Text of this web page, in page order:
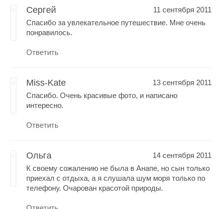
Сергей
11 сентября 2011
Спасибо за увлекательное путешествие. Мне очень
понравилось.
Ответить
Miss-Kate
13 сентября 2011
Спасибо. Очень красивые фото, и написано
интересно.
Ответить
Ольга
14 сентября 2011
К своему сожалению не была в Анапе, но сын только
приехал с отдыха, а я слушала шум моря только по
телефону. Очарован красотой природы.